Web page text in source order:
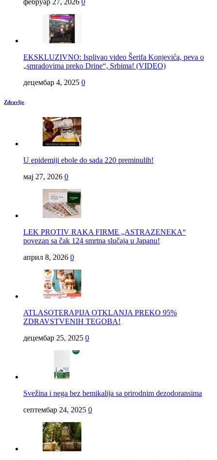
EKSKLUZIVNO: Isplivao video Šerifa Konjevića, peva o
„smradovima preko Drine“, Srbima! (VIDEO)
децембар 4, 2025 0
Zdravlje
U epidemiji ebole do sada 220 preminulih!
мај 27, 2026 0
LEK PROTIV RAKA FIRME „ASTRAZENEKA“
povezan sa čak 124 smrtna slučaja u Japanu!
април 8, 2026 0
ATLASOTERAPIJA OTKLANJA PREKO 95%
ZDRAVSTVENIH TEGOBA!
децембар 25, 2025 0
Svežina i nega bez hemikalija sa prirodnim dezodoransima
септембар 24, 2025 0